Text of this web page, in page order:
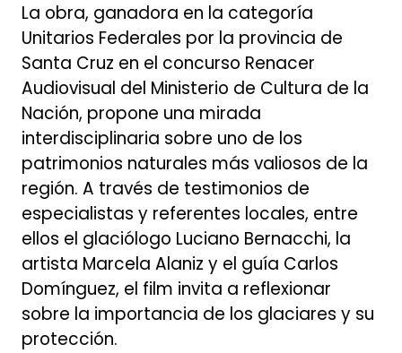
La obra, ganadora en la categoría
Unitarios Federales por la provincia de
Santa Cruz en el concurso Renacer
Audiovisual del Ministerio de Cultura de la
Nación, propone una mirada
interdisciplinaria sobre uno de los
patrimonios naturales más valiosos de la
región. A través de testimonios de
especialistas y referentes locales, entre
ellos el glaciólogo Luciano Bernacchi, la
artista Marcela Alaniz y el guía Carlos
Domínguez, el film invita a reflexionar
sobre la importancia de los glaciares y su
protección.